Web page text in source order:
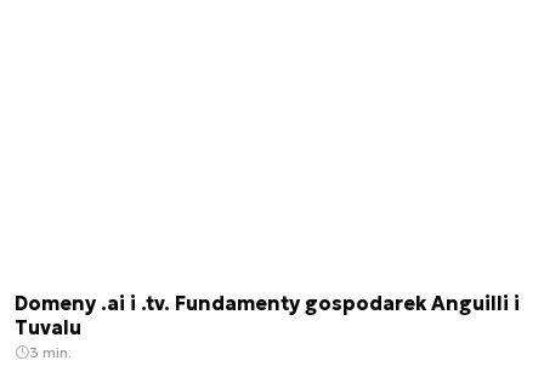
Domeny .ai i .tv. Fundamenty gospodarek Anguilli i
Tuvalu
3 min.